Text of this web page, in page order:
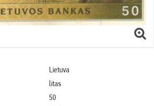
Lietuva
litas
50